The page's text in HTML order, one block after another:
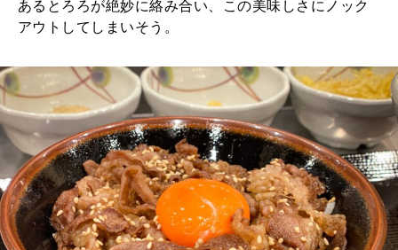
あるとろろが絶妙に絡み合い、この美味しさにノック
アウトしてしまいそう。